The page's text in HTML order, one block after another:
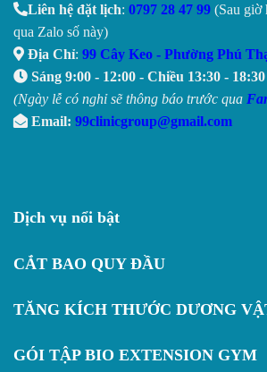
Liên hệ đặt lịch: 0797 28 47 99 (Sau giờ
qua Zalo số này)
Địa Chỉ: 99 Cây Keo - Phường Phú
Sáng 9:00 - 12:00 - Chiều 13:30 -
(Ngày lễ có nghỉ sẽ thông báo trước qua
Email: 99clinicgroup@gmail.com
Dịch vụ nổi bật
CẮT BAO QUY ĐẦU
TĂNG KÍCH THƯỚC DƯƠNG
GÓI TẬP BIO EXTENSION GYM